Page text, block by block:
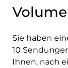
Sie haben
10
Ihnen, nach